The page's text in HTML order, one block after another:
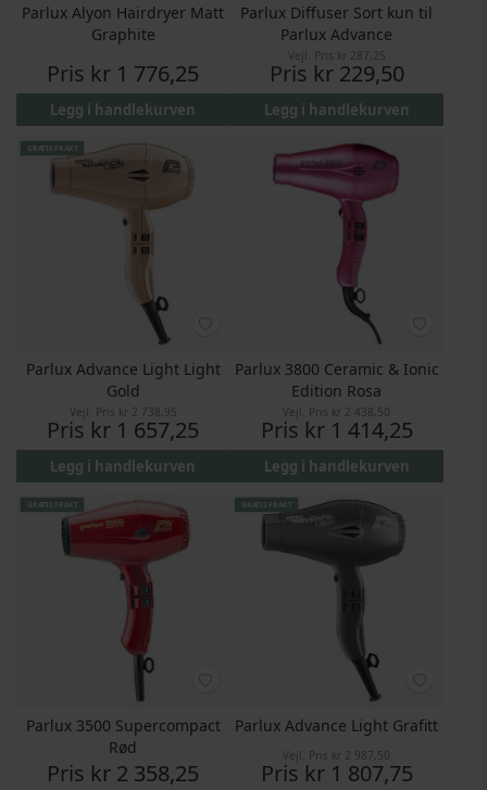
Parlux Alyon Hairdryer Matt
Graphite
Pris kr 1 776,25
Legg i handlekurven
Parlux Diffuser Sort kun til
Parlux Advance
Vejl. Pris kr 287,25
Pris kr 229,50
Legg i handlekurven
GRATIS FRAKT
Parlux Advance Light Light
Gold
Vejl. Pris kr 2 738,95
Pris kr 1 657,25
Legg i handlekurven
Parlux 3800 Ceramic & Ionic
Edition Rosa
Vejl. Pris kr 2 438,50
Pris kr 1 414,25
Legg i handlekurven
GRATIS FRAKT
Parlux 3500 Supercompact
Rød
Pris kr 2 358,25
GRATIS FRAKT
Parlux Advance Light Grafitt
Vejl. Pris kr 2 987,50
Pris kr 1 807,75